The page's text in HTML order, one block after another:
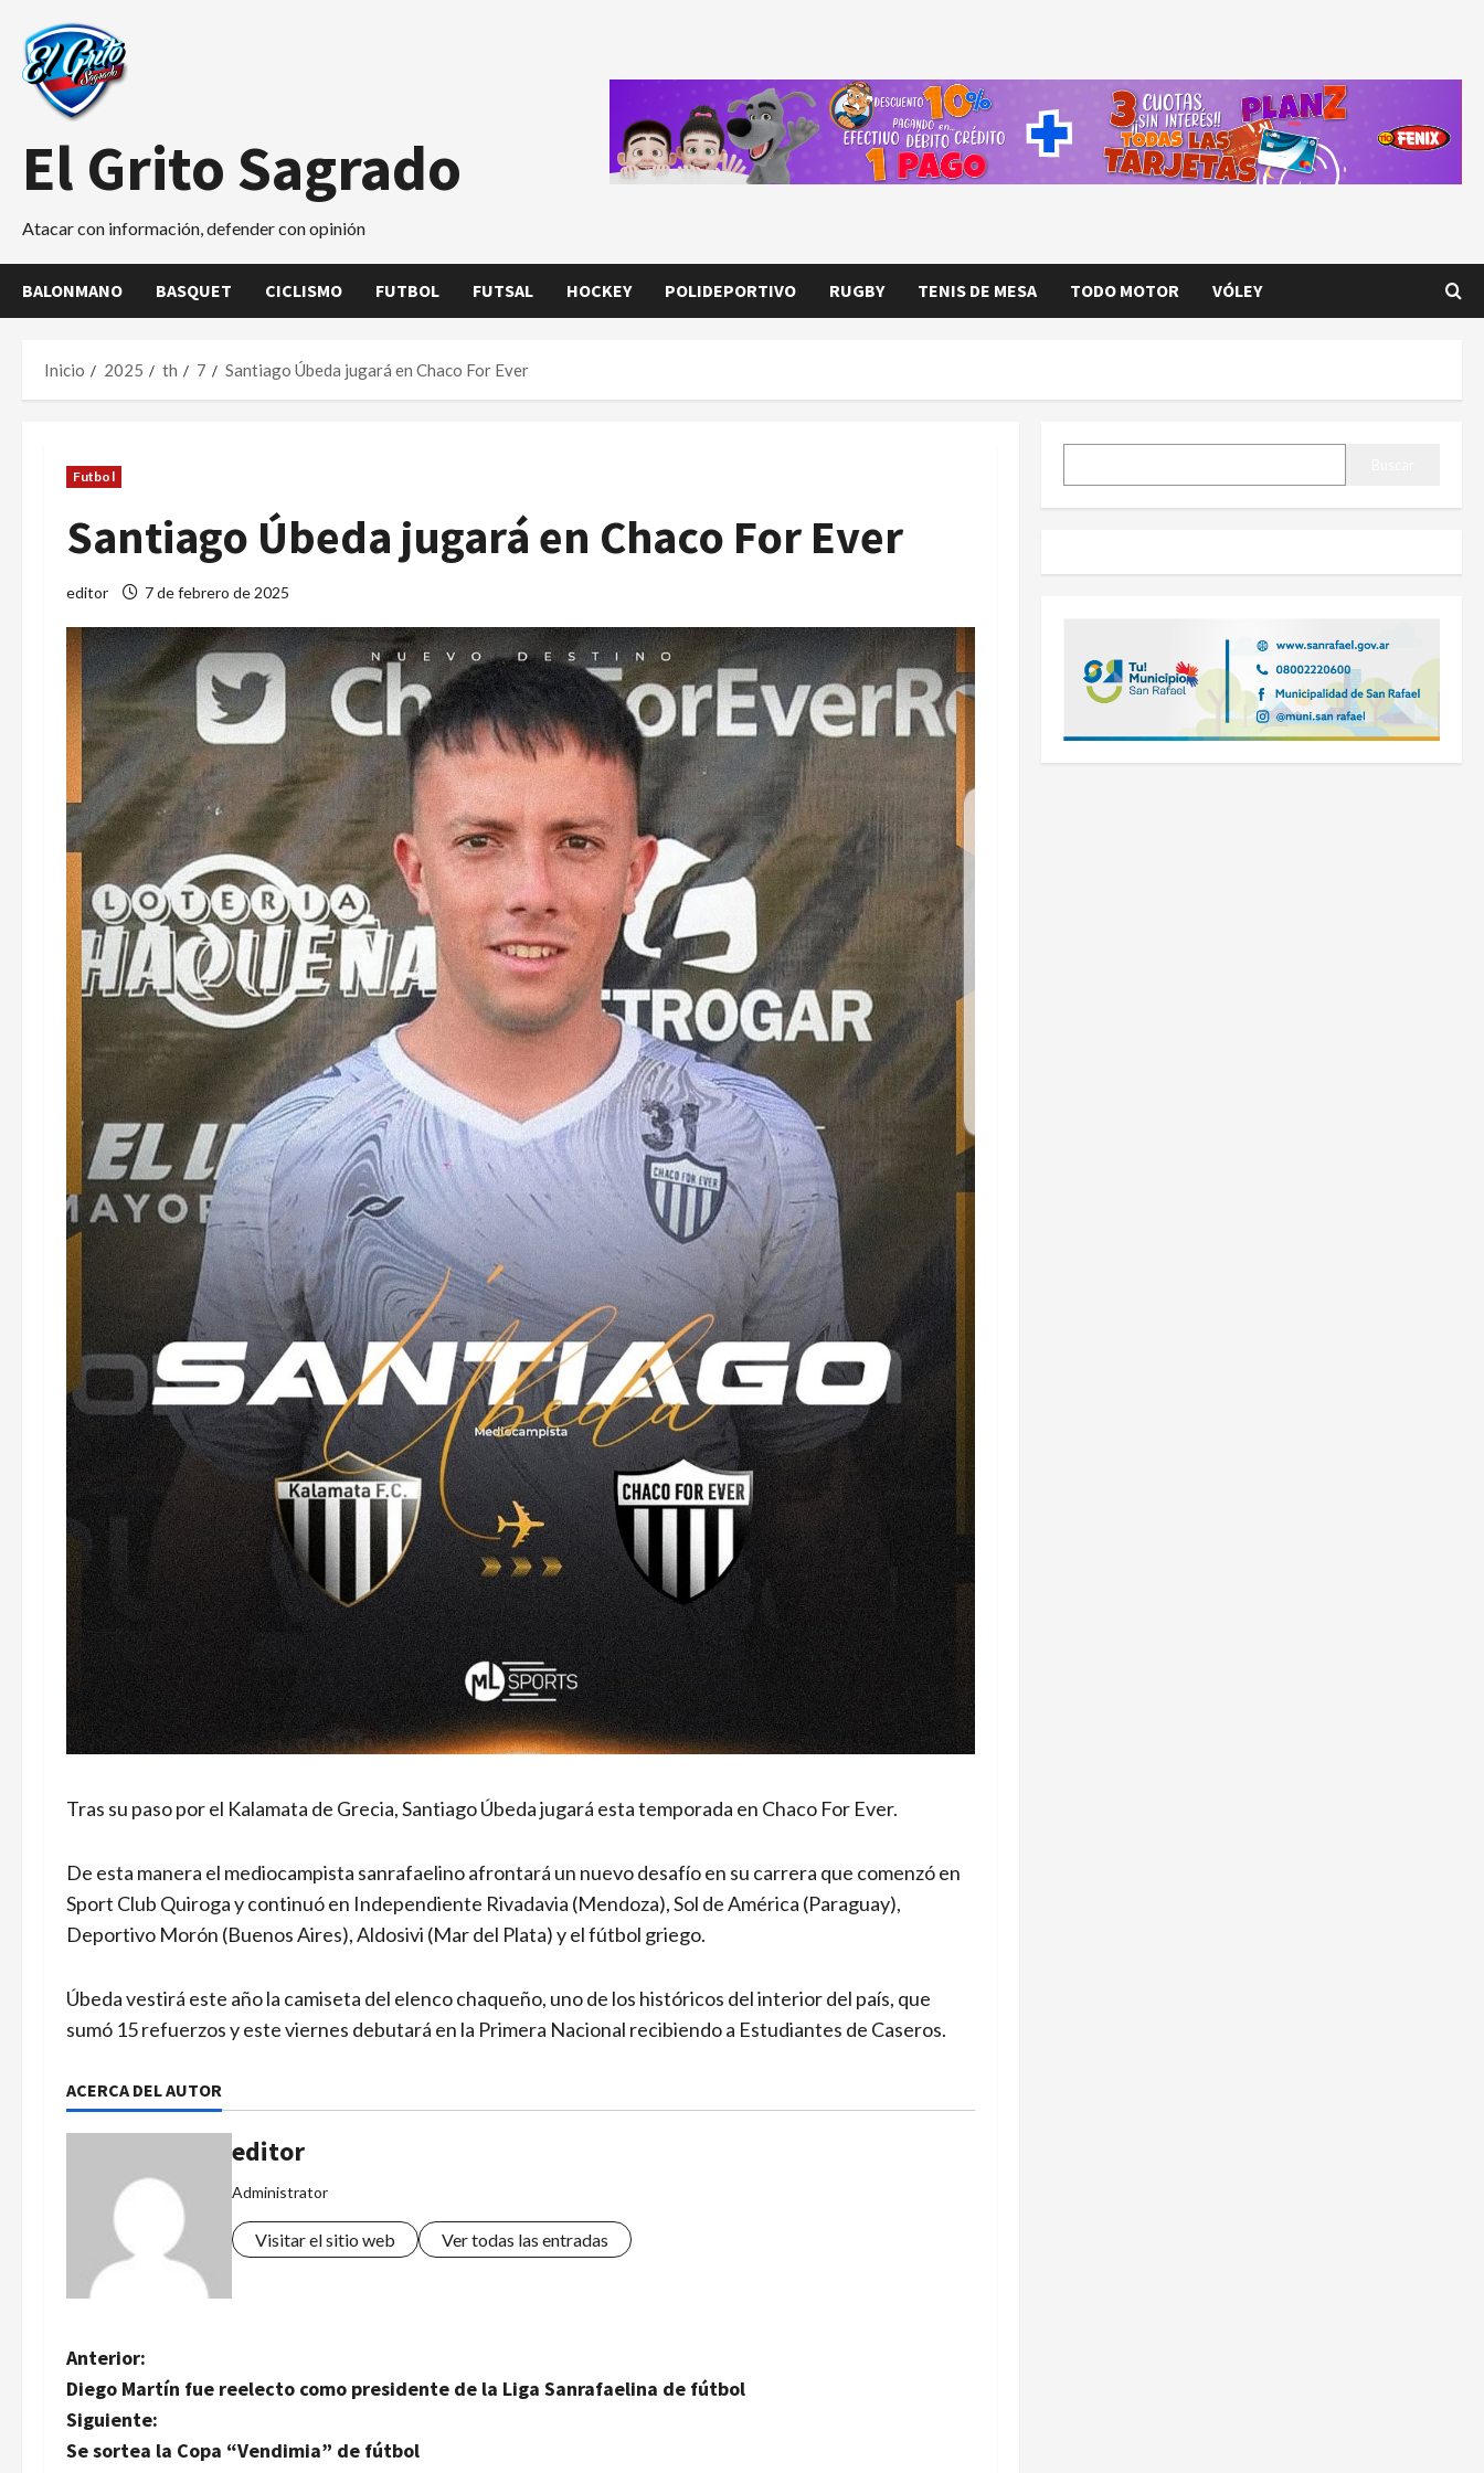
contenido
El Grito Sagrado
Atacar con información, defender con opinión
BALONMANO BASQUET CICLISMO FUTBOL FUTSAL HOCKEY POLIDEPORTIVO RUGBY TENIS DE MESA TODO MOTOR VÓLEY
Inicio 2025 th 7 Santiago Úbeda jugará en Chaco For Ever
Futbol
Santiago Úbeda jugará en Chaco For Ever
editor 7 de febrero de 2025
Tras su paso por el Kalamata de Grecia, Santiago Úbeda jugará esta temporada en Chaco For Ever.
De esta manera el mediocampista sanrafaelino afrontará un nuevo desafío en su carrera que comenzó en
Sport Club Quiroga y continuó en Independiente Rivadavia (Mendoza), Sol de América (Paraguay),
Deportivo Morón (Buenos Aires), Aldosivi (Mar del Plata) y el fútbol griego.
Úbeda vestirá este año la camiseta del elenco chaqueño, uno de los históricos del interior del país, que
sumó 15 refuerzos y este viernes debutará en la Primera Nacional recibiendo a Estudiantes de Caseros.
ACERCA DEL AUTOR
editor
Administrator
Visitar el sitio web Ver todas las entradas
N
a
v
Anterior:
Diego Martín fue reelecto como presidente de la Liga Sanrafaelina de fútbol
Siguiente:
Se sortea la Copa “Vendimia” de fútbol